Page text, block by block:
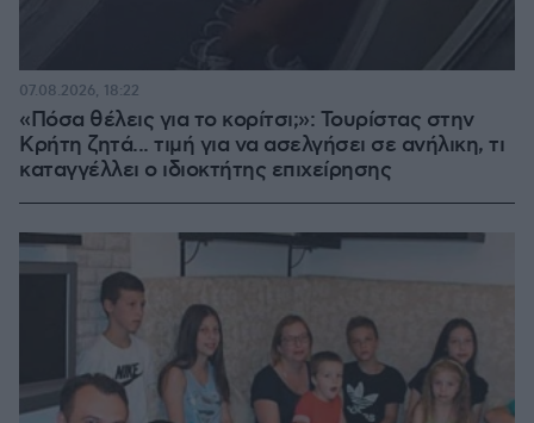
«Πόσα θέλεις για το κορίτσι;»: Τουρίστας στην
Κρήτη ζητά... τιμή για να ασελγήσει σε ανήλικη, τι
καταγγέλλει ο ιδιοκτήτης επιχείρησης
07.08.2026, 18:22